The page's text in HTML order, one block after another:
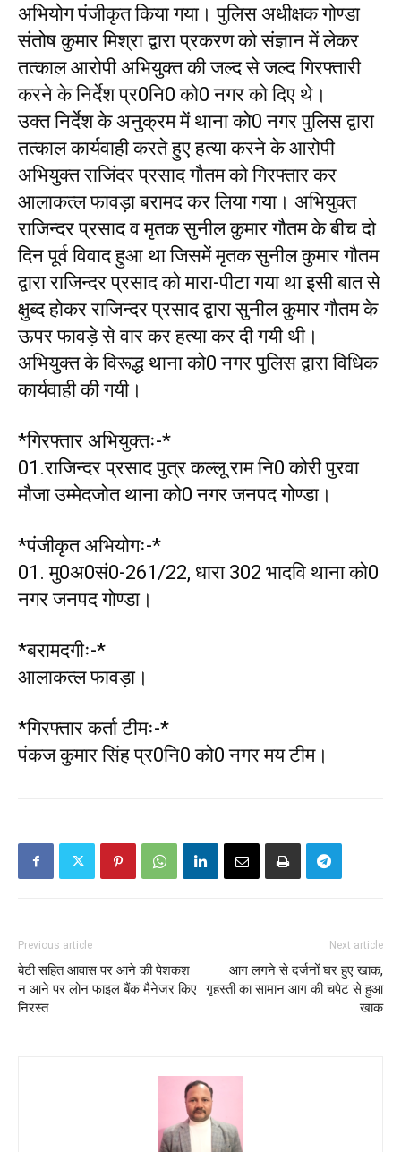
अभियोग पंजीकृत किया गया। पुलिस अधीक्षक गोण्डा
संतोष कुमार मिश्रा द्वारा प्रकरण को संज्ञान में लेकर
तत्काल आरोपी अभियुक्त की जल्द से जल्द गिरफ्तारी
करने के निर्देश प्र0नि0 को0 नगर को दिए थे।
उक्त निर्देश के अनुक्रम में थाना को0 नगर पुलिस द्वारा
तत्काल कार्यवाही करते हुए हत्या करने के आरोपी
अभियुक्त राजिंदर प्रसाद गौतम को गिरफ्तार कर
आलाकत्ल फावड़ा बरामद कर लिया गया। अभियुक्त
राजिन्दर प्रसाद व मृतक सुनील कुमार गौतम के बीच दो
दिन पूर्व विवाद हुआ था जिसमें मृतक सुनील कुमार गौतम
द्वारा राजिन्दर प्रसाद को मारा-पीटा गया था इसी बात से
क्षुब्द होकर राजिन्दर प्रसाद द्वारा सुनील कुमार गौतम के
ऊपर फावड़े से वार कर हत्या कर दी गयी थी।
अभियुक्त के विरूद्ध थाना को0 नगर पुलिस द्वारा विधिक
कार्यवाही की गयी।
*गिरफ्तार अभियुक्तः-*
01.राजिन्दर प्रसाद पुत्र कल्लू राम नि0 कोरी पुरवा
मौजा उम्मेदजोत थाना को0 नगर जनपद गोण्डा।
*पंजीकृत अभियोगः-*
01. मु0अ0सं0-261/22, धारा 302 भादवि थाना को0
नगर जनपद गोण्डा।
*बरामदगीः-*
आलाकत्ल फावड़ा।
*गिरफ्तार कर्ता टीमः-*
पंकज कुमार सिंह प्र0नि0 को0 नगर मय टीम।
Previous article
बेटी सहित आवास पर आने की पेशकश
न आने पर लोन फाइल बैंक मैनेजर किए
निरस्त
Next article
आग लगने से दर्जनों घर हुए खाक,
गृहस्ती का सामान आग की चपेट से हुआ
खाक